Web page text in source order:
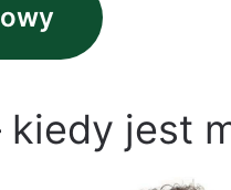
kiedy jest